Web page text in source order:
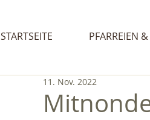
STARTSEITE PFARREIEN
11. Nov. 2022